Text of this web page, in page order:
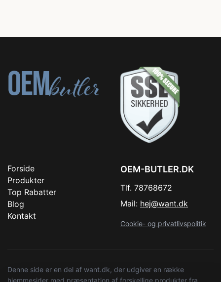
Forside
Produkter
Top Rabatter
Blog
Kontakt
OEM-BUTLER.DK
Tlf. 78768672
Mail: hej@want.dk
Cookie- og privatlivspolitik
Denne side er en del af want.dk, der udgiver en række